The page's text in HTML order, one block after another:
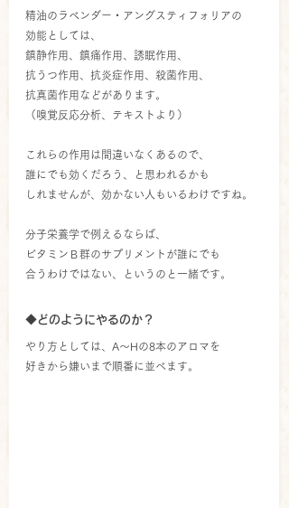
精油のラベンダー・アングスティフォリアの
効能としては、
鎮静作用、鎮痛作用、誘眠作用、
抗うつ作用、抗炎症作用、殺菌作用、
抗真菌作用などがあります。
（嗅覚反応分析、テキストより）
これらの作用は間違いなくあるので、
誰にでも効くだろう、と思われるかも
しれませんが、効かない人もいるわけですね。
分子栄養学で例えるならば、
ビタミンＢ群のサプリメントが誰にでも
合うわけではない、というのと一緒です。
◆どのようにやるのか？
やり方としては、A～Hの8本のアロマを
好きから嫌いまで順番に並べます。